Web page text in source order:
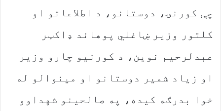
چې کورنۍ، دوستانو، د اطلاعاتو او
کلتور وزیر ښاغلي پوهاند ډاکټر
عبدلرحیم نوین، د کورنیو چارو وزیر
او زیاد شمیر دوستانو او مینوالو له
خوا بدرګه کیده، په صالحینو شهداوو